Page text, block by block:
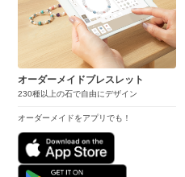
オーダーメイドブレスレット
230種以上の石で自由にデザイン
オーダーメイドをアプリでも！